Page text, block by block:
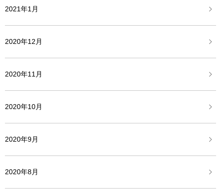
2021年1月
2020年12月
2020年11月
2020年10月
2020年9月
2020年8月